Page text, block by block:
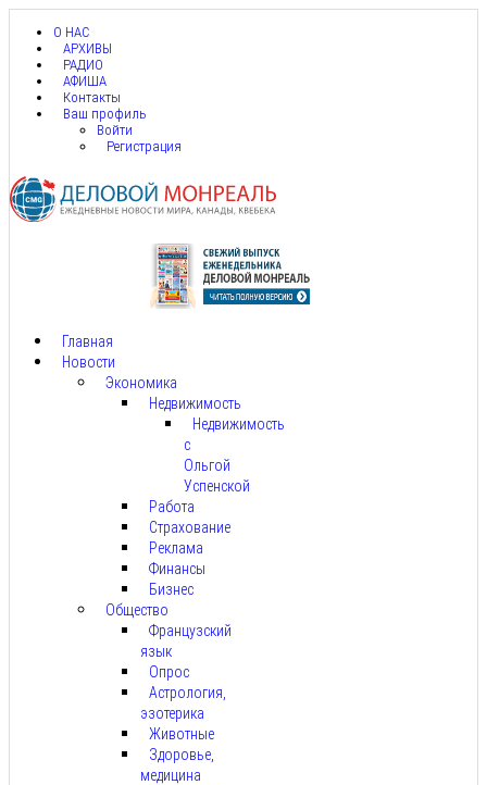
О НАС
АРХИВЫ
РАДИО
АФИША
Контакты
Ваш профиль
Войти
Регистрация
Главная
Новости
Экономика
Недвижимость
Недвижимость
с
Ольгой
Успенской
Работа
Страхование
Реклама
Финансы
Бизнес
Общество
Французский
язык
Опрос
Астрология,
эзотерика
Животные
Здоровье,
медицина